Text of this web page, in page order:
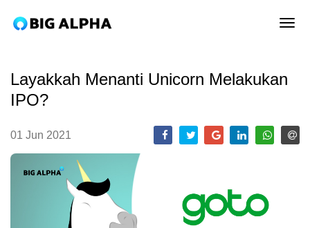
Layakkah Menanti Unicorn Melakukan
IPO?
01 Jun 2021